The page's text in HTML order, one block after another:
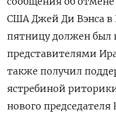
США ‌Джей Ди Вэнса в
пятницу должен был
представителями
также получил
ястребиной
нового